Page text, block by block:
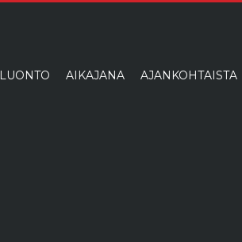
LUONTO AIKAJANA AJANKOHTAISTA